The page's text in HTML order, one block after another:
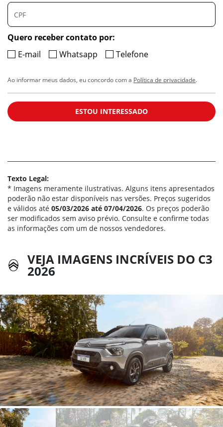
Quero receber contato por:
E-mail
Whatsapp Telefone
Ao informar meus dados, eu concordo com a Política de privacidade.
ESTOU INTERESSADO
Texto Legal:
* Imagens meramente ilustrativas. Alguns itens apresentados
poderão não estar disponíveis nas versões. Preços sugeridos
e válidos até 05/03/2026 até 07/04/2026. Os preços poderão
ser modificados sem aviso prévio. Consulte e confirme todas
as informações com um de nossos vendedores.
VEJA IMAGENS INCRÍVEIS DO C3
2026